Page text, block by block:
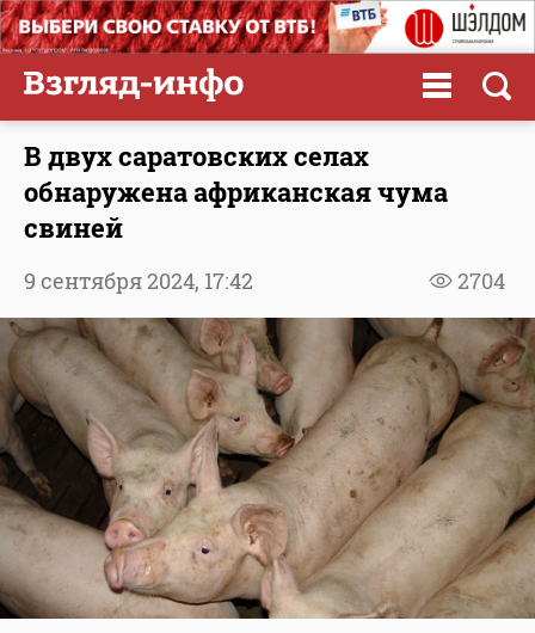
В двух саратовских селах
обнаружена африканская чума
свиней
2704
9 сентября 2024, 17:42